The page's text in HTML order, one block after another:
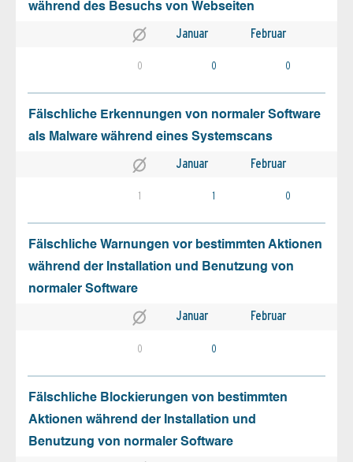
während des Besuchs von Webseiten
Januar Februar
0 0 0
Fälschliche Erkennungen von normaler Software
als Malware während eines Systemscans
Januar Februar
1 1 0
Fälschliche Warnungen vor bestimmten Aktionen
während der Installation und Benutzung von
normaler Software
Januar Februar
0 0
Fälschliche Blockierungen von bestimmten
Aktionen während der Installation und
Benutzung von normaler Software